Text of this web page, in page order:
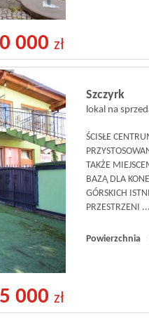
000 zł
Szczyrk
lokal na
ŚCISŁE
TAKŻE
BAZĄ DLA
GÓRSKICH
PRZESTRZENI ...
Powierzchnia
000 zł